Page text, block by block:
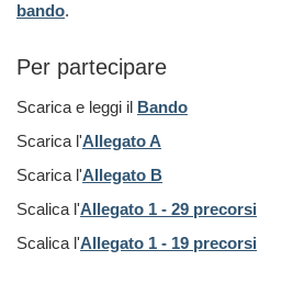
bando.
Per partecipare
Scarica e leggi il Bando
Scarica l'Allegato A
Scarica l'Allegato B
Scalica l'Allegato 1 - 29 precorsi
Scalica l'Allegato 1 - 19 precorsi